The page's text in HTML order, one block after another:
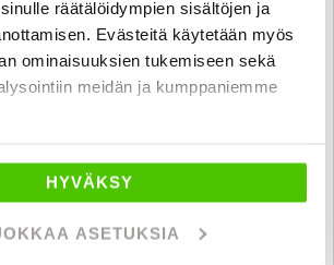
räätälöidympien sisältöjen ja
Evästeitä käytetään myös
ominaisuuksien tukemiseen sekä
meidän ja kumppaniemme
HYVÄKSY
ASETUKSIA